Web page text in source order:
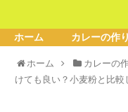
ホーム カレーの作
ホーム カレーの
けても良い？小麦粉と比較